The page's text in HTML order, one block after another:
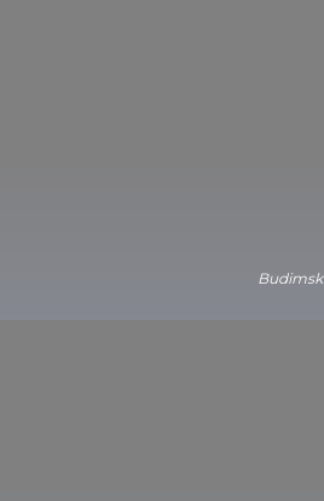
Najbolj pustolovski:
To je najbolj pustolovska grajska
saj se lahko tu sprehajate ne le za
čudovitim razgledom, temveč tudi
predorov, vklesanih v osrčje gore.
kot edini jamski grad v državi, saj
poznamo nobenega drugega, ki bi
v goro. To seveda niso prave jame,
bivališčem v Noszvaju ali cerkvi v
na višini 296 metrov je 10 minut